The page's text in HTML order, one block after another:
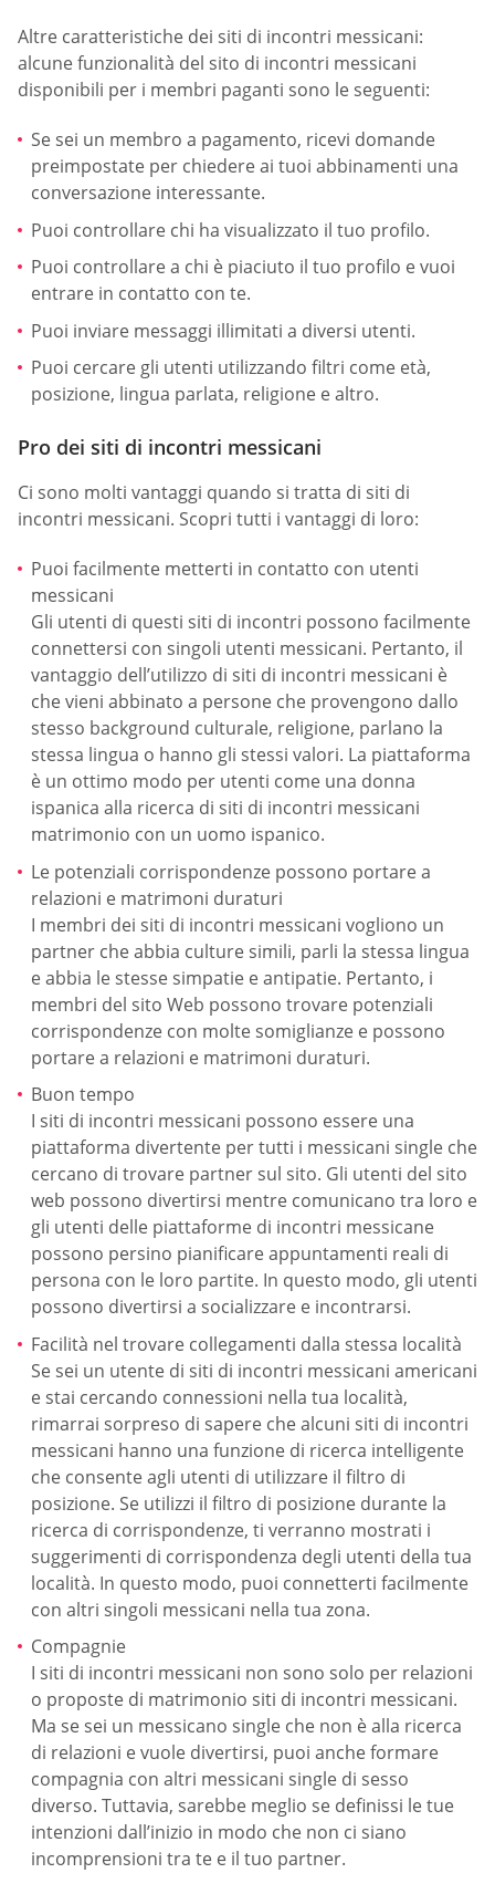
Altre caratteristiche dei siti di incontri messicani:
alcune funzionalità del sito di incontri messicani
disponibili per i membri paganti sono le seguenti:
Se sei un membro a pagamento, ricevi domande
preimpostate per chiedere ai tuoi abbinamenti una
conversazione interessante.
Puoi controllare chi ha visualizzato il tuo profilo.
Puoi controllare a chi è piaciuto il tuo profilo e vuoi
entrare in contatto con te.
Puoi inviare messaggi illimitati a diversi utenti.
Puoi cercare gli utenti utilizzando filtri come età,
posizione, lingua parlata, religione e altro.
Pro dei siti di incontri messicani
Ci sono molti vantaggi quando si tratta di siti di
incontri messicani. Scopri tutti i vantaggi di loro:
Puoi facilmente metterti in contatto con utenti
messicani
Gli utenti di questi siti di incontri possono facilmente
connettersi con singoli utenti messicani. Pertanto, il
vantaggio dell’utilizzo di siti di incontri messicani è
che vieni abbinato a persone che provengono dallo
stesso background culturale, religione, parlano la
stessa lingua o hanno gli stessi valori. La piattaforma
è un ottimo modo per utenti come una donna
ispanica alla ricerca di siti di incontri messicani
matrimonio con un uomo ispanico.
Le potenziali corrispondenze possono portare a
relazioni e matrimoni duraturi
I membri dei siti di incontri messicani vogliono un
partner che abbia culture simili, parli la stessa lingua
e abbia le stesse simpatie e antipatie. Pertanto, i
membri del sito Web possono trovare potenziali
corrispondenze con molte somiglianze e possono
portare a relazioni e matrimoni duraturi.
Buon tempo
I siti di incontri messicani possono essere una
piattaforma divertente per tutti i messicani single che
cercano di trovare partner sul sito. Gli utenti del sito
web possono divertirsi mentre comunicano tra loro e
gli utenti delle piattaforme di incontri messicane
possono persino pianificare appuntamenti reali di
persona con le loro partite. In questo modo, gli utenti
possono divertirsi a socializzare e incontrarsi.
Facilità nel trovare collegamenti dalla stessa località
Se sei un utente di siti di incontri messicani americani
e stai cercando connessioni nella tua località,
rimarrai sorpreso di sapere che alcuni siti di incontri
messicani hanno una funzione di ricerca intelligente
che consente agli utenti di utilizzare il filtro di
posizione. Se utilizzi il filtro di posizione durante la
ricerca di corrispondenze, ti verranno mostrati i
suggerimenti di corrispondenza degli utenti della tua
località. In questo modo, puoi connetterti facilmente
con altri singoli messicani nella tua zona.
Compagnie
I siti di incontri messicani non sono solo per relazioni
o proposte di matrimonio siti di incontri messicani.
Ma se sei un messicano single che non è alla ricerca
di relazioni e vuole divertirsi, puoi anche formare
compagnia con altri messicani single di sesso
diverso. Tuttavia, sarebbe meglio se definissi le tue
intenzioni dall’inizio in modo che non ci siano
incomprensioni tra te e il tuo partner.